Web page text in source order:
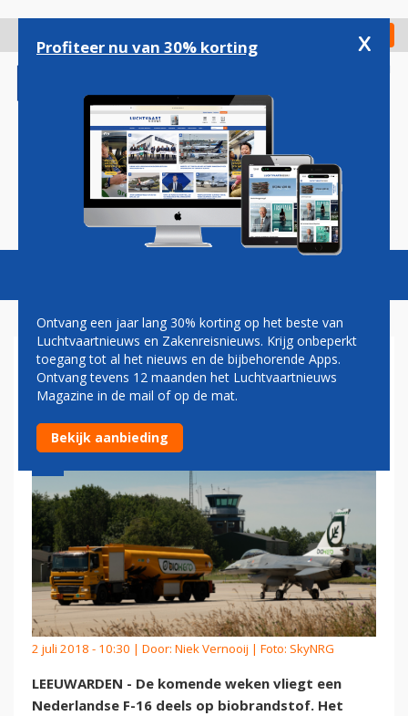
gaan
Check in
Magazine Podcasts Vacatures
NEDERLANDSE F-16 VLIEGT
OP BIOBRANDSTOF
2 juli 2018 - 10:30 | Door: Niek Vernooij | Foto: SkyNRG
LEEUWARDEN - De komende weken vliegt een
Nederlandse F-16 deels op biobrandstof. Het
Profiteer nu van 30% korting x
Ontvang een jaar lang 30% korting op het beste van
Luchtvaartnieuws en Zakenreisnieuws. Krijg onbeperkt
toegang tot al het nieuws en de bijbehorende Apps.
Ontvang tevens 12 maanden het Luchtvaartnieuws
Magazine in de mail of op de mat.
Bekijk aanbieding